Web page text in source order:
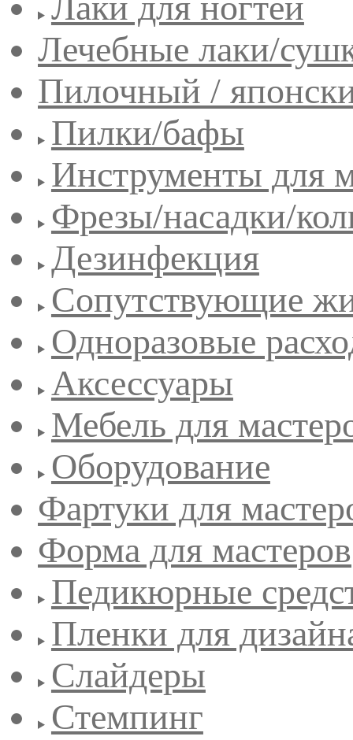
Лечебные лаки/
Пилочный /
Пилки/бафы
Инструменты для
Фрезы/насадки/
Дезинфекция
Сопутствующие
Одноразовые
Аксессуары
Мебель для
Оборудование
Фартуки для
Форма для мастеров
Педикюрные
Пленки для
Слайдеры
Стемпинг